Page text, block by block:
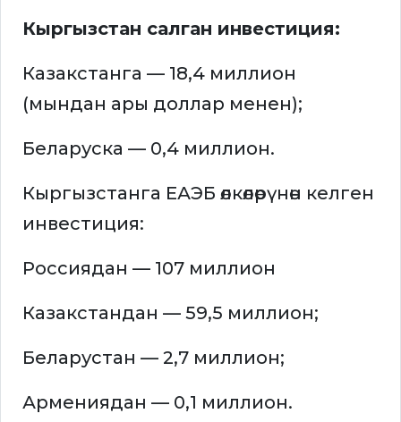
Кыргызстан салган инвестиция:
Казакстанга — 18,4 миллион
(мындан ары доллар менен);
Беларуска — 0,4 миллион.
Кыргызстанга ЕАЭБ өлкөлөрүнөн келген
инвестиция:
Россиядан — 107 миллион
Казакстандан — 59,5 миллион;
Беларустан — 2,7 миллион;
Армениядан — 0,1 миллион.